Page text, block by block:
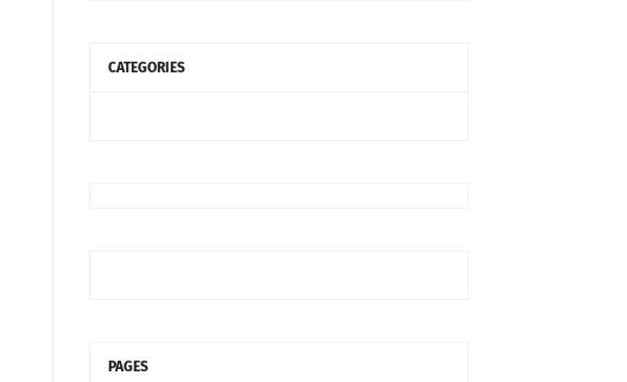
CATEGORIES
PAGES